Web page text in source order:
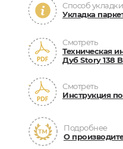
Способ укладки
Укладка
Смотреть
Техническая
Дуб Story 138
Смотреть
Инструкция
Подробнее
О